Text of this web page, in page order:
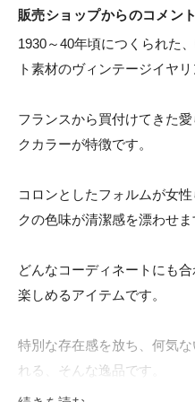
販売ショップからのコメント
1930～40年頃につくられた
ト素材のヴィンテージイヤリ
フランスから買付けてきた
クカラーが特徴です。
コロンとしたフォルムが女
クの色味が清潔感を漂わせま
どんなコーディネートにも
楽しめるアイテムです。
特別な存在感を放ち、何気
れる、そんな逸品です。